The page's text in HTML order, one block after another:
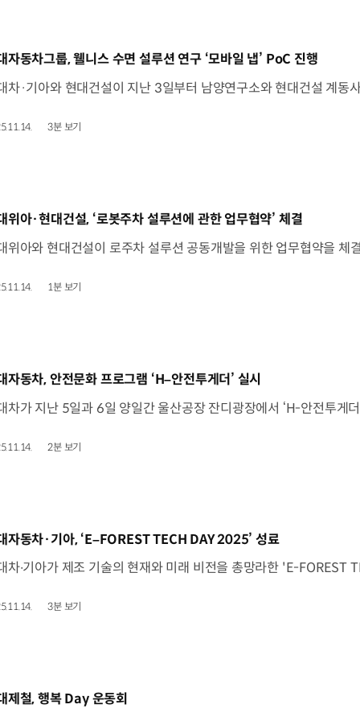
상]
자동차그룹, 웰니스 수면 설루션 연구 ‘모바일 냅’ PoC 진행
3분 보기
상]
위아·현대건설, ‘로봇주차 설루션에 관한 업무협약’ 체결
1분 보기
상]
자동차, 안전문화 프로그램 ‘H–안전투게더’ 실시
2분 보기
상]
자동차·기아, ‘E–FOREST TECH DAY 2025’ 성료
3분 보기
상]
제철, 행복 Day 운동회